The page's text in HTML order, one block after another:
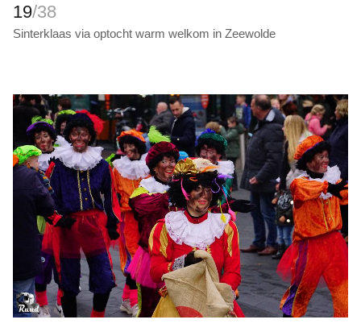
19/38
Sinterklaas via optocht warm welkom in Zeewolde